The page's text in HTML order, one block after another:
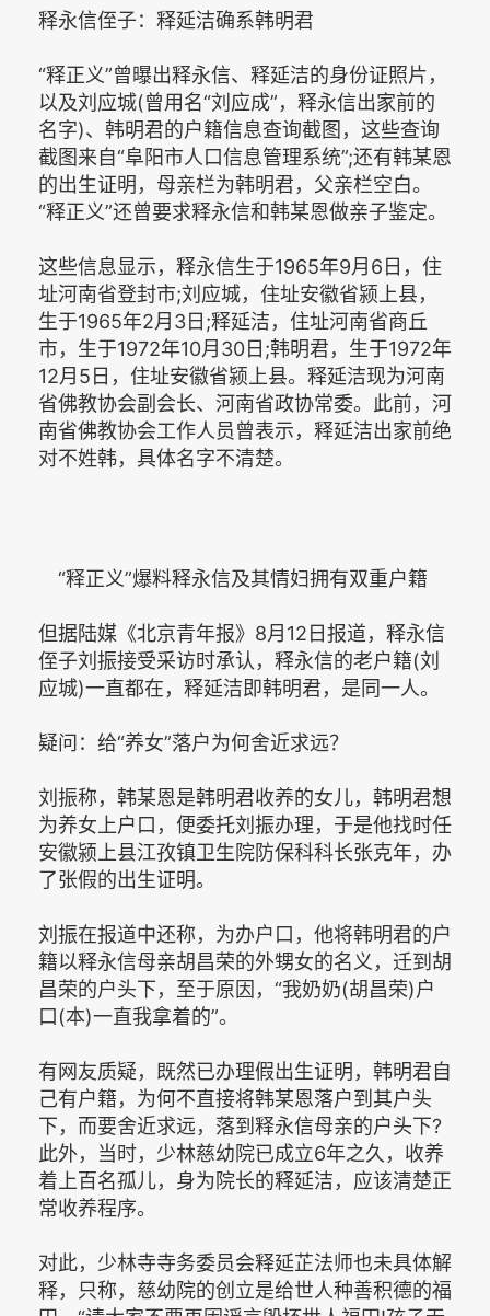
释永信侄子：释延洁确系韩明君
“释正义”曾曝出释永信、释延洁的身份证照片，
以及刘应城(曾用名“刘应成”，释永信出家前的
名字)、韩明君的户籍信息查询截图，这些查询
截图来自“阜阳市人口信息管理系统”;还有韩某恩
的出生证明，母亲栏为韩明君，父亲栏空白。
“释正义”还曾要求释永信和韩某恩做亲子鉴定。
这些信息显示，释永信生于1965年9月6日，住
址河南省登封市;刘应城，住址安徽省颍上县，
生于1965年2月3日;释延洁，住址河南省商丘
市，生于1972年10月30日;韩明君，生于1972年
12月5日，住址安徽省颍上县。释延洁现为河南
省佛教协会副会长、河南省政协常委。此前，河
南省佛教协会工作人员曾表示，释延洁出家前绝
对不姓韩，具体名字不清楚。
“释正义”爆料释永信及其情妇拥有双重户籍
但据陆媒《北京青年报》8月12日报道，释永信
侄子刘振接受采访时承认，释永信的老户籍(刘
应城)一直都在，释延洁即韩明君，是同一人。
疑问：给“养女”落户为何舍近求远？
刘振称，韩某恩是韩明君收养的女儿，韩明君想
为养女上户口，便委托刘振办理，于是他找时任
安徽颍上县江孜镇卫生院防保科科长张克年，办
了张假的出生证明。
刘振在报道中还称，为办户口，他将韩明君的户
籍以释永信母亲胡昌荣的外甥女的名义，迁到胡
昌荣的户头下，至于原因，“我奶奶(胡昌荣)户
口(本)一直我拿着的”。
有网友质疑，既然已办理假出生证明，韩明君自
己有户籍，为何不直接将韩某恩落户到其户头
下，而要舍近求远，落到释永信母亲的户头下?
此外，当时，少林慈幼院已成立6年之久，收养
着上百名孤儿，身为院长的释延洁，应该清楚正
常收养程序。
对此，少林寺寺务委员会释延芷法师也未具体解
释，只称，慈幼院的创立是给世人种善积德的福